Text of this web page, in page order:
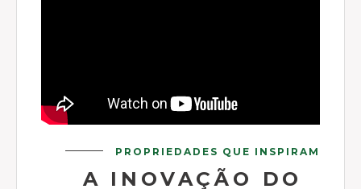
PROPRIEDADES QUE INSPIRAM
A INOVAÇÃO DO